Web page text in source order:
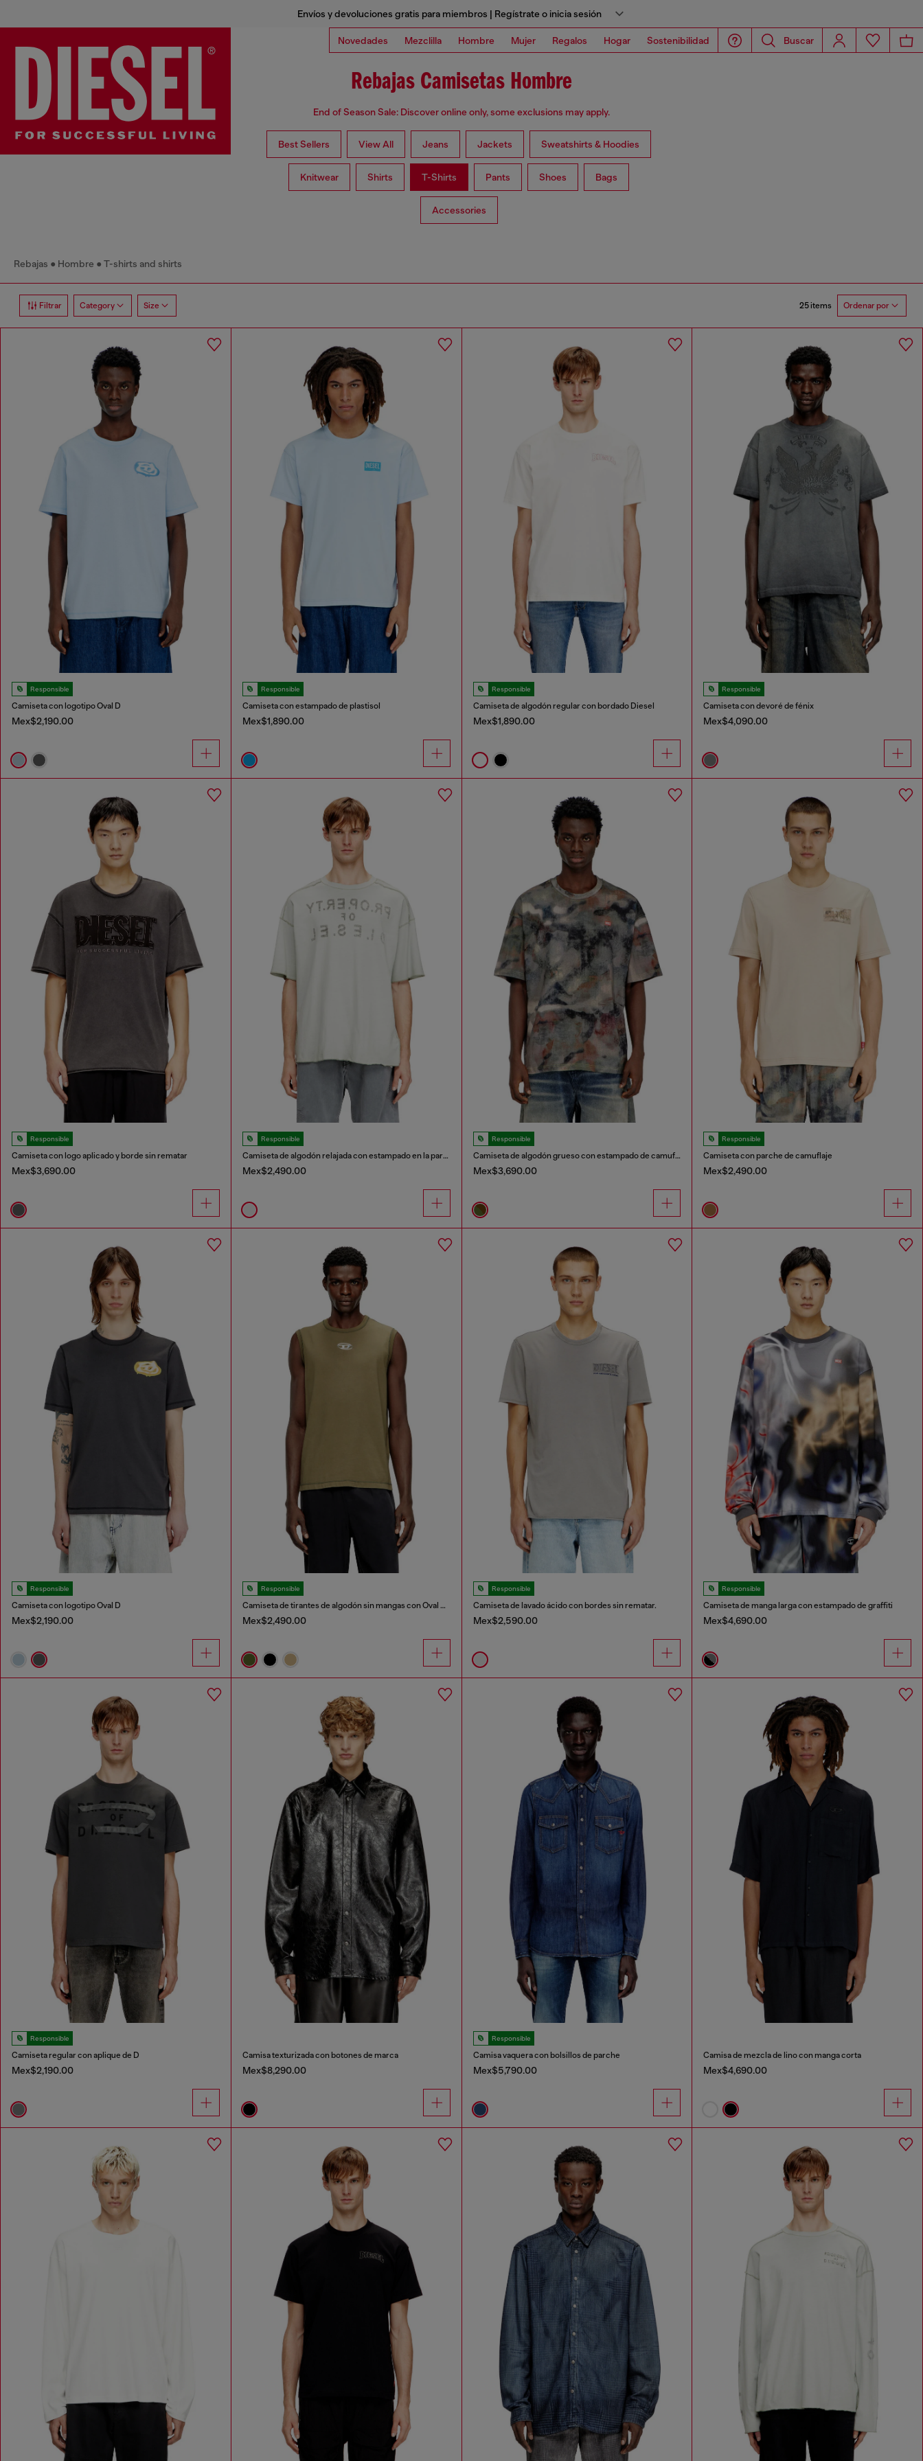
Envíos y devoluciones gratis para miembros | Regístrate o inicia sesión
Novedades Mezclilla Hombre Mujer Regalos Hogar Sostenibilidad Buscar
Rebajas Camisetas Hombre
End of Season Sale: Discover online only, some exclusions may apply.
Best Sellers View All Jeans Jackets Sweatshirts & Hoodies
Knitwear Shirts T-Shirts Pants Shoes Bags
Accessories
Rebajas Hombre T-shirts and shirts
Filtrar Category Size 25 items Ordenar por
Responsible
Camiseta con logotipo Oval D
Mex$2,190.00
Responsible
Camiseta con estampado de plastisol
Mex$1,890.00
Responsible
Camiseta de algodón regular con bordado Diesel
Mex$1,890.00
Responsible
Camiseta con devoré de fénix
Mex$4,090.00
Responsible
Camiseta con logo aplicado y borde sin rematar
Mex$3,690.00
Responsible
Camiseta de algodón relajada con estampado en la parte delantera y trasera.
Mex$2,490.00
Responsible
Camiseta de algodón grueso con estampado de camuflaje
Mex$3,690.00
Responsible
Camiseta con parche de camuflaje
Mex$2,490.00
Responsible
Camiseta con logotipo Oval D
Mex$2,190.00
Responsible
Camiseta de tirantes de algodón sin mangas con Oval D metálico
Mex$2,490.00
Responsible
Camiseta de lavado ácido con bordes sin rematar.
Mex$2,590.00
Responsible
Camiseta de manga larga con estampado de graffiti
Mex$4,690.00
Responsible
Camiseta regular con aplique de D
Mex$2,190.00
Camisa texturizada con botones de marca
Mex$8,290.00
Responsible
Camisa vaquera con bolsillos de parche
Mex$5,790.00
Camisa de mezcla de lino con manga corta
Mex$4,690.00